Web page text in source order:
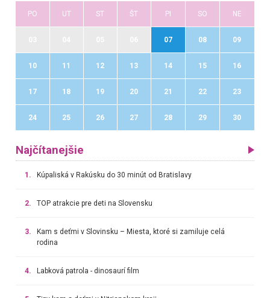
PO UT ST ŠT PI SO NE
07 08 09
10 11 12 13 14 15 16
17 18 19 20 21 22 23
24 25 26 27 28 29 30
Najčítanejšie
1. Kúpaliská v Rakúsku do 30 minút od Bratislavy
2. TOP atrakcie pre deti na Slovensku
3.
Kam s deťmi v Slovinsku – Miesta, ktoré si zamiluje celá
rodina
4. Labková patrola - dinosaurí film